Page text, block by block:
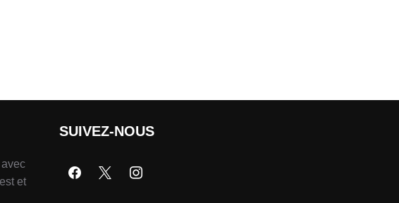
et
SUIVEZ-NOUS